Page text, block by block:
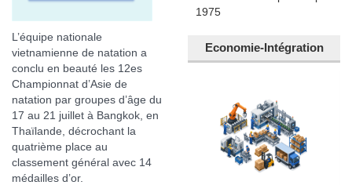
L’équipe nationale
vietnamienne de natation a
conclu en beauté les 12es
Championnat d’Asie de
natation par groupes d’âge du
17 au 21 juillet à Bangkok, en
Thaïlande, décrochant la
quatrième place au
classement général avec 14
médailles d’or.
1975
Economie-Intégration